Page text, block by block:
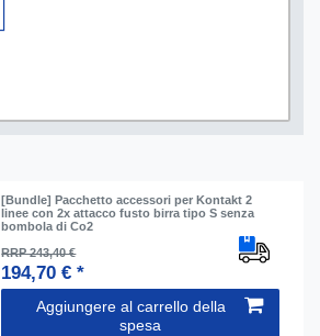
[Bundle] Pacchetto accessori per Kontakt 2
linee con 2x attacco fusto birra tipo S senza
bombola di Co2
RRP 243,40 €
194,70 € *
Aggiungere al carrello della
spesa